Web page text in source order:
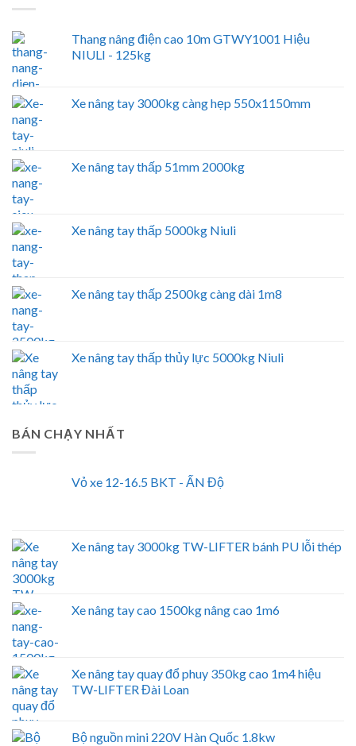
Thang nâng điện cao 10m GTWY1001 Hiệu
NIULI - 125kg
Xe nâng tay 3000kg càng hẹp 550x1150mm
Xe nâng tay thấp 51mm 2000kg
Xe nâng tay thấp 5000kg Niuli
Xe nâng tay thấp 2500kg càng dài 1m8
Xe nâng tay thấp thủy lực 5000kg Niuli
BÁN CHẠY NHẤT
Vỏ xe 12-16.5 BKT - ẤN Độ
Xe nâng tay 3000kg TW-LIFTER bánh PU lỗi thép
Xe nâng tay cao 1500kg nâng cao 1m6
Xe nâng tay quay đổ phuy 350kg cao 1m4 hiệu
TW-LIFTER Đài Loan
Bộ nguồn mini 220V Hàn Quốc 1.8kw